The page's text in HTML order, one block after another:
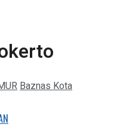
Baznas Kota